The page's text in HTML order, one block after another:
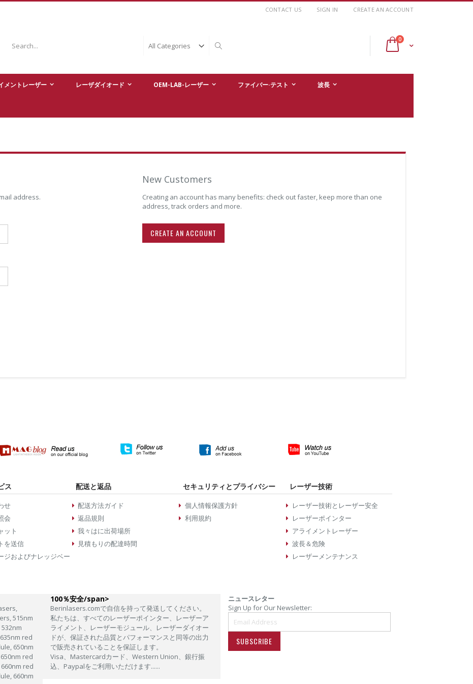
CONTACT US SIGN IN CREATE AN ACCOUNT
Cart
0items
メントレーザー レーザダイオード OEM-LAB-レーザー ファイバー·テスト 波長
address.
New Customers
Creating an account has many benefits: check out faster, keep more than one
address, track orders and more.
CREATE AN ACCOUNT
ス
せ
会
ット
を送信
ジおよびナレッジベー
配送と返品
配送方法ガイド
返品規則
我々はに出荷場所
見積もりの配達時間
セキュリティとプライバシー
個人情報保護方針
利用規約
レーザー技術
レーザー技術とレーザー安全
レーザーポインター
アライメントレーザー
波長＆危険
レーザーメンテナンス
515nm
532nm
635nm red
650nm
650nm red
660nm red
660nm
100％安全/span>
Berinlasers.comで自信を持って発送してください。
私たちは、すべてのレーザーポインター、レーザーア
ライメント、レーザーモジュール、レーザーダイオー
ドが、保証された品質とパフォーマンスと同等の出力
で販売されていることを保証します。
Visa、Mastercardカード、Western Union、銀行振
込、Paypalをご利用いただけます......
ニュースレター
Sign Up for Our Newsletter:
SUBSCRIBE